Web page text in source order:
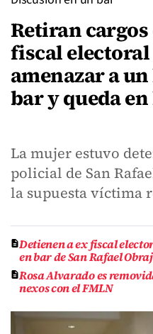
Retiran
fiscal electoral
amenazar a
bar y queda
La mujer estuvo
policial de San
la supuesta víctima
Detienen a ex fiscal
en bar de San Rafael
Rosa Alvarado es
nexos con el FMLN